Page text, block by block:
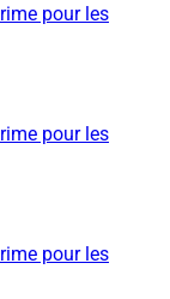
pour les
pour les
pour les